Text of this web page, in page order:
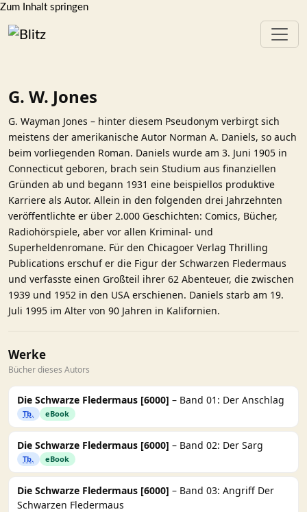
Zum Inhalt springen
G. W. Jones
G. Wayman Jones – hinter diesem Pseudonym verbirgt sich
meistens der amerikanische Autor Norman A. Daniels, so auch
beim vorliegenden Roman. Daniels wurde am 3. Juni 1905 in
Connecticut geboren, brach sein Studium aus finanziellen
Gründen ab und begann 1931 eine beispiellos produktive
Karriere als Autor. Allein in den folgenden drei Jahrzehnten
veröffentlichte er über 2.000 Geschichten: Comics, Bücher,
Radio­hörspiele, aber vor allen Kriminal- und
Superheldenromane. Für den Chicagoer Verlag Thrilling
Publications erschuf er die Figur der Schwarzen Fledermaus
und verfasste einen Großteil ihrer 62 Abenteuer, die zwischen
1939 und 1952 in den USA erschienen. Daniels starb am 19.
Juli 1995 im Alter von 90 Jahren in Kalifornien.
Werke
Bücher dieses Autors
Die Schwarze Fledermaus [6000] – Band 01: Der Anschlag
Tb. eBook
Die Schwarze Fledermaus [6000] – Band 02: Der Sarg
Tb. eBook
Die Schwarze Fledermaus [6000] – Band 03: Angriff Der
Schwarzen Fledermaus